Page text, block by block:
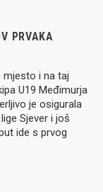
PRVAKA
i na taj
U19 Međimurja
je osigurala
Sjever i još
ide s prvog